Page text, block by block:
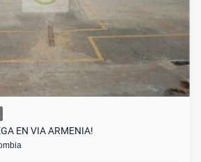
EN VIA ARMENIA!